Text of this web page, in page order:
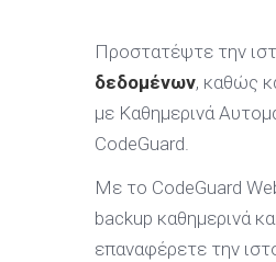
Προστατέψτε την
δεδομένων, καθώς
με Καθημερινά
CodeGuard.
Με το CodeGuard
backup καθημερινά
επαναφέρετε την